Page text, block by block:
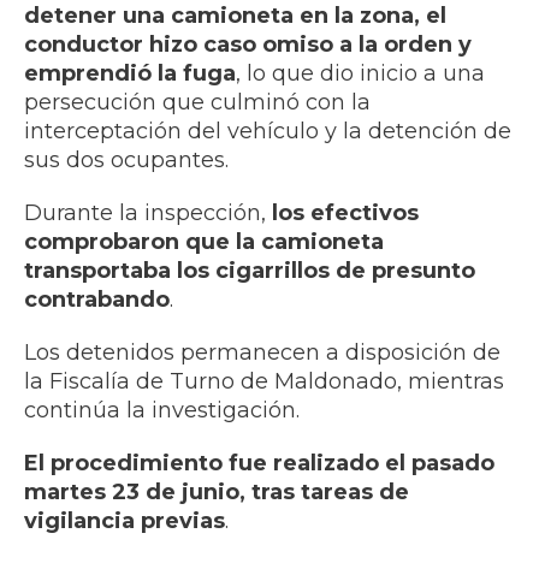
detener una camioneta en la zona, el
conductor hizo caso omiso a la orden y
emprendió la fuga, lo que dio inicio a una
persecución que culminó con la
interceptación del vehículo y la detención de
sus dos ocupantes.
Durante la inspección, los efectivos
comprobaron que la camioneta
transportaba los cigarrillos de presunto
contrabando.
Los detenidos permanecen a disposición de
la Fiscalía de Turno de Maldonado, mientras
continúa la investigación.
El procedimiento fue realizado el pasado
martes 23 de junio, tras tareas de
vigilancia previas.